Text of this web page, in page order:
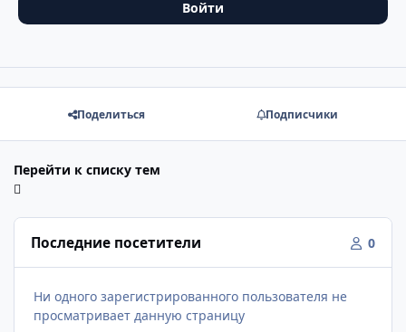
Войти
Поделиться Подписчики
Перейти к списку тем
Последние посетители 0
Ни одного зарегистрированного пользователя не
просматривает данную страницу